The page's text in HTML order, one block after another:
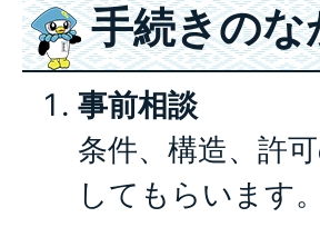
手続きのな
事前相談
条件、構造、許
してもらいます。